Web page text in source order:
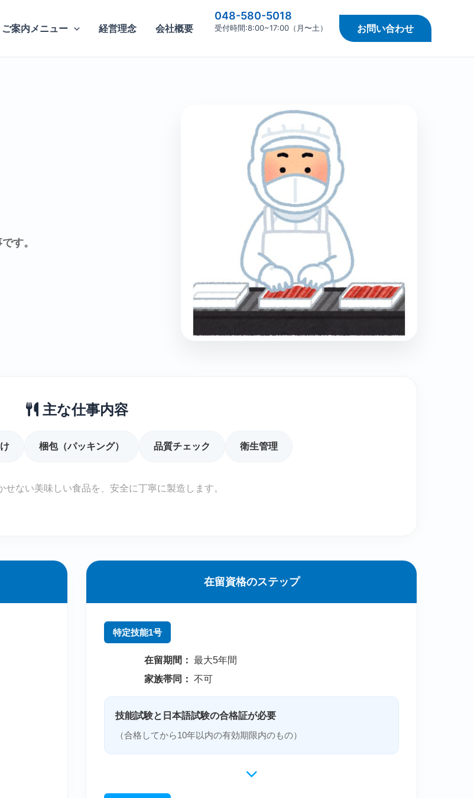
ご案内メニュー 経営理念 会社概要
048-580-5018
受付時間:8:00~17:00（月〜土） お問い合わせ
す。
主な仕事内容
梱包（パッキング） 品質チェック 衛生管理
せない美味しい食品を、安全に丁寧に製造します。
在留資格のステップ
特定技能1号
在留期間： 最大5年間
家族帯同： 不可
技能試験と日本語試験の合格証が必要
（合格してから10年以内の有効期限内のもの）